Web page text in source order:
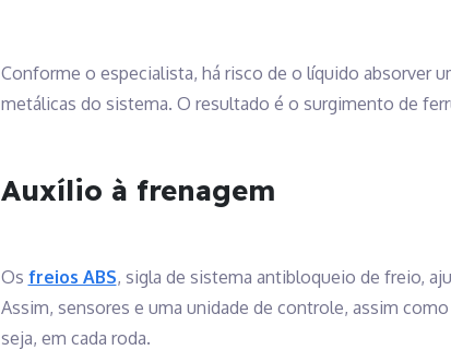
Conforme o especialista, há risco de o líquido absorver
metálicas do sistema. O resultado é o surgimento de
Auxílio à frenagem
Os freios ABS, sigla de sistema antibloqueio de freio,
Assim, sensores e uma unidade de controle, assim
seja, em cada roda.